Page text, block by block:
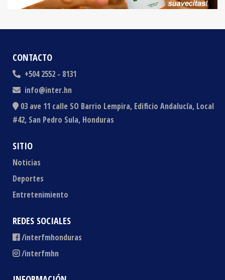
CONTACTO
+504 2552 - 8131
info@inter.hn
03 ave 11 calle SO Barrio Lempira, Edificio Andalucía, Local
#42, San Pedro Sula, Honduras
SITIO
Noticias
Deportes
Entretenimiento
REDES SOCIALES
/interfmhonduras
/interfmhn